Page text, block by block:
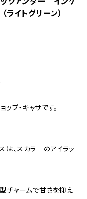
イトグリーン）
プ・キャサです。
、スカラーのアイラッ
チャームで甘さを抑え